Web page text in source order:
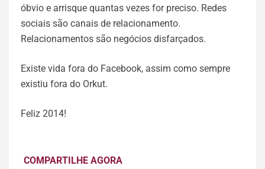
óbvio e arrisque quantas vezes for preciso. Redes
sociais são canais de relacionamento.
Relacionamentos são negócios disfarçados.
Existe vida fora do Facebook, assim como sempre
existiu fora do Orkut.
Feliz 2014!
COMPARTILHE AGORA